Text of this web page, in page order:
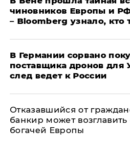
чиновников Европы и
– Bloomberg узнало, кто
​В Германии сорвано
поставщика дронов для
след ведет к России
Отказавшийся от
банкир может
богачей Европы